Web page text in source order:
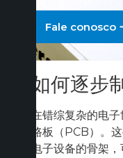
Fale conosco
如何逐步
在错综复杂的电
路板（PCB）。
电子设备的骨架